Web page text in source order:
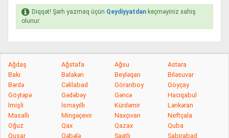
Diqqət! Şərh yazmaq üçün Qeydiyyatdan keçməyiniz xahiş
olunur.
Ağdaş Ağstafa Ağsu
Astara
Bakı
Balakən Beyləqan
Biləsuvar
Bərdə
Cəlilabad Göranboy
Göyçay
Göytəpə
Gədəbəy Gəncə
Hacıqabul
İmişli
İsmayıllı Kürdəmir
Lənkəran
Masallı
Mingəçevir Naxçıvan
Neftçala
Oğuz
Qax Qazax
Quba
Qusar
Qəbələ Saatlı Sabirabad